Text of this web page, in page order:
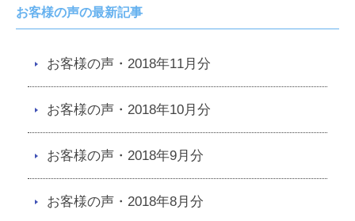
お客様の声の最新記事
お客様の声・2018年11月分
お客様の声・2018年10月分
お客様の声・2018年9月分
お客様の声・2018年8月分